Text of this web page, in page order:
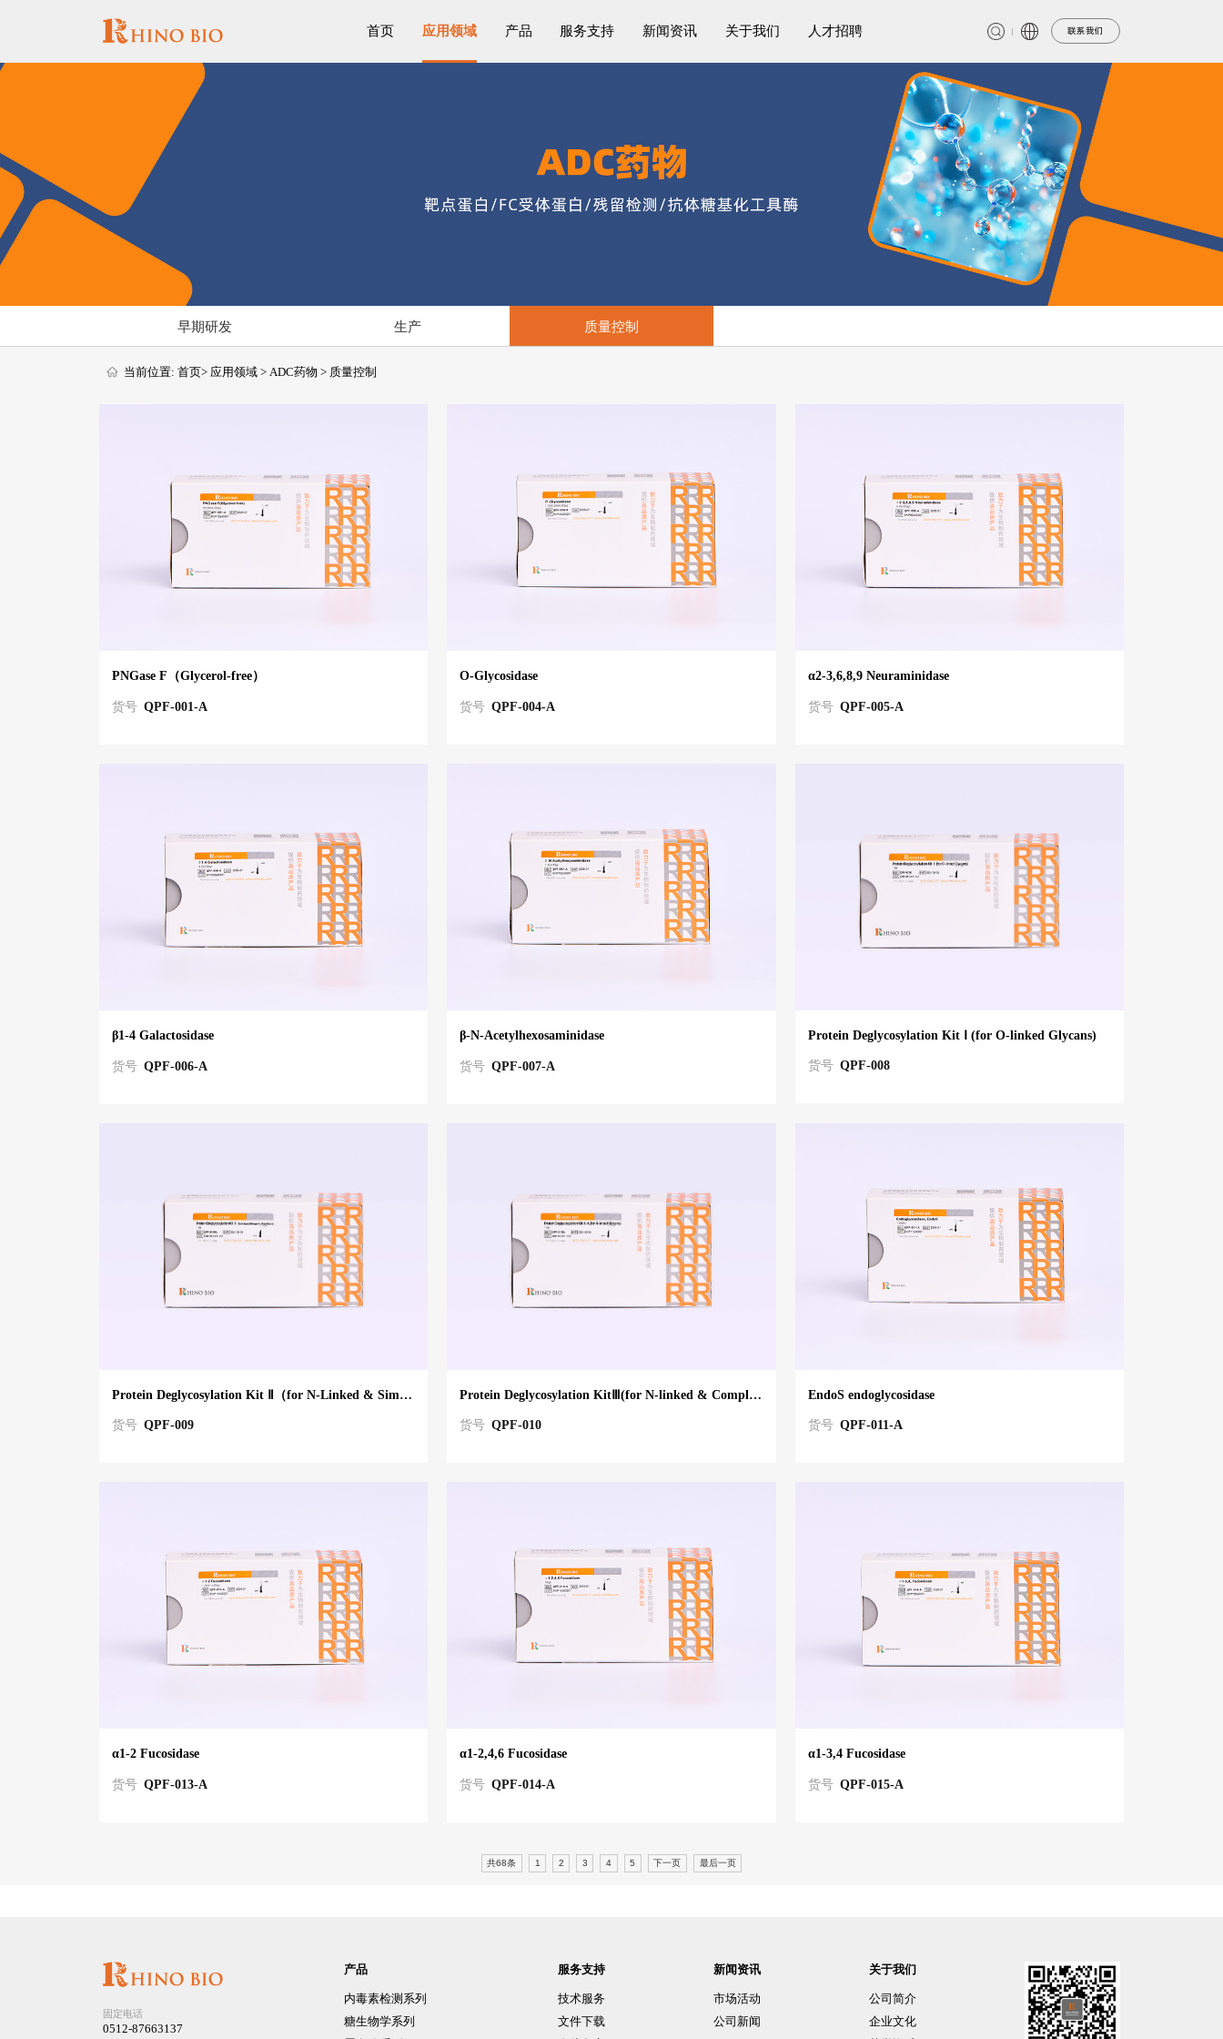
首页 应用领域 产品 服务支持 新闻资讯 关于我们 人才招聘 联系我们
早期研发 生产 质量控制
当前位置:首页> 应用领域 >ADC药物 > 质量控制
PNGase F（Glycerol-free）
货号 QPF-001-A
O-Glycosidase
货号 QPF-004-A
α2-3,6,8,9 Neuraminidase
货号 QPF-005-A
β1-4 Galactosidase
货号 QPF-006-A
β-N-Acetylhexosaminidase
货号 QPF-007-A
Protein Deglycosylation Kit Ⅰ (for O-linked Glycans)
货号 QPF-008
Protein Deglycosylation Kit Ⅱ（for N-Linked & Simple O-Linked Glycans)
货号 QPF-009
Protein Deglycosylation KitⅢ(for N-linked & Complex O-linked Glycans)
货号 QPF-010
EndoS endoglycosidase
货号 QPF-011-A
α1-2 Fucosidase
货号 QPF-013-A
α1-2,4,6 Fucosidase
货号 QPF-014-A
α1-3,4 Fucosidase
货号 QPF-015-A
共68条 1 2 3 4 5 下一页 最后一页
固定电话
0512-87663137
产品
内毒素检测系列
糖生物学系列
服务支持
技术服务
文件下载
新闻资讯
市场活动
公司新闻
关于我们
公司简介
企业文化